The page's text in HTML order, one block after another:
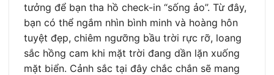
tưởng để bạn tha hồ check-in “sống ảo”. Từ đây,
bạn có thể ngắm nhìn bình minh và hoàng hôn
tuyệt đẹp, chiêm ngưỡng bầu trời rực rỡ, loang
sắc hồng cam khi mặt trời đang dần lặn xuống
mặt biển. Cảnh sắc tại đây chắc chắn sẽ mang